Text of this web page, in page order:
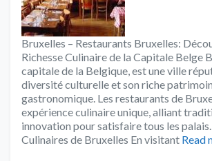
Bruxelles – Restaurants Bruxelles:
Richesse Culinaire de la Capitale Belge
capitale de la Belgique, est une ville
diversité culturelle et son riche
gastronomique. Les restaurants de
expérience culinaire unique, alliant
innovation pour satisfaire tous les
Culinaires de Bruxelles En visitant Read